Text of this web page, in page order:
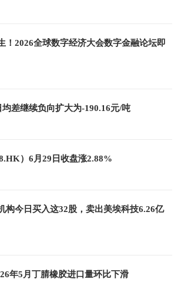
！2026全球数字经济大会数字金融论坛即
差继续负向扩大为-190.16元/吨
）6月29日收盘涨2.88%
构今日买入这32股，卖出美埃科技6.26亿
年5月丁腈橡胶进口量环比下滑